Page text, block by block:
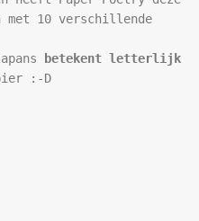
met 10 verschillende
betekent letterlijk
:-D